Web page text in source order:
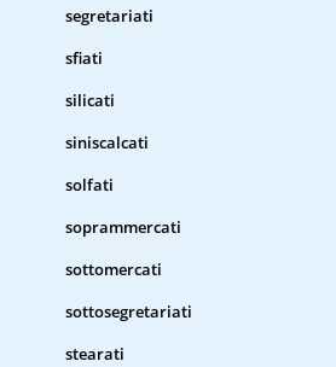
segretariati
sfiati
silicati
siniscalcati
solfati
soprammercati
sottomercati
sottosegretariati
stearati